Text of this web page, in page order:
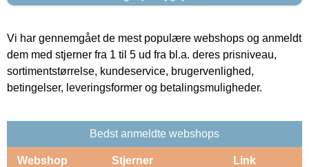
Vi har gennemgået de mest populære webshops og anmeldt
dem med stjerner fra 1 til 5 ud fra bl.a. deres prisniveau,
sortimentstørrelse, kundeservice, brugervenlighed,
betingelser, leveringsformer og betalingsmuligheder.
Bedst anmeldte webshops
Webshop Stjerner Link